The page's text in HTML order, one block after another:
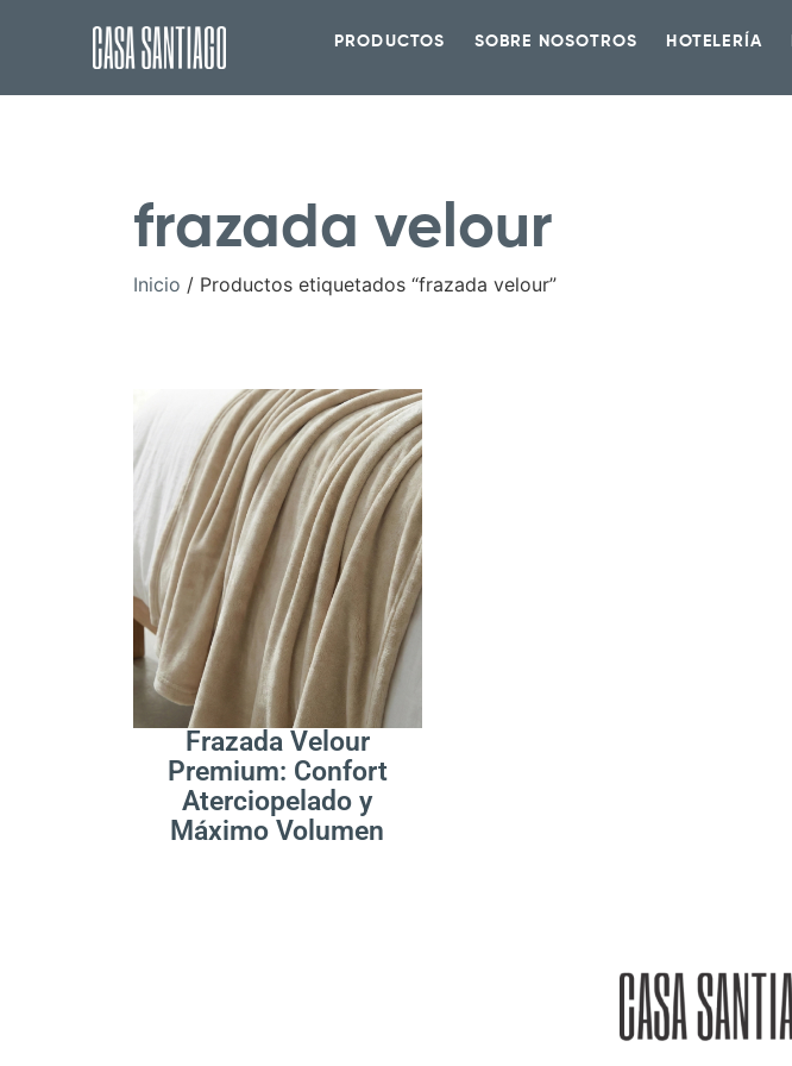
PRODUCTOS SOBRE NOSOTROS HOTELERÍA
frazada velour
Inicio / Productos etiquetados “frazada velour”
.
Leer Más
Frazada Velour
Premium: Confort
Aterciopelado y
Máximo Volumen